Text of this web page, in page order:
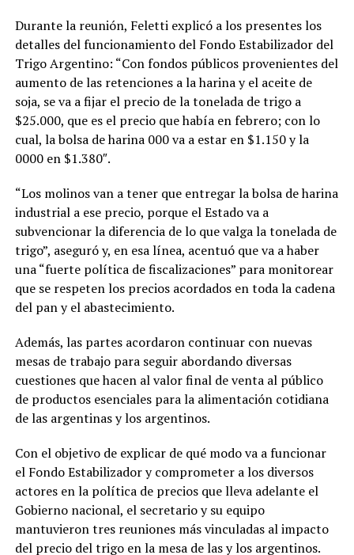
Durante la reunión, Feletti explicó a los presentes los
detalles del funcionamiento del Fondo Estabilizador del
Trigo Argentino: “Con fondos públicos provenientes del
aumento de las retenciones a la harina y el aceite de
soja, se va a fijar el precio de la tonelada de trigo a
$25.000, que es el precio que había en febrero; con lo
cual, la bolsa de harina 000 va a estar en $1.150 y la
0000 en $1.380″.
“Los molinos van a tener que entregar la bolsa de harina
industrial a ese precio, porque el Estado va a
subvencionar la diferencia de lo que valga la tonelada de
trigo”, aseguró y, en esa línea, acentuó que va a haber
una “fuerte política de fiscalizaciones” para monitorear
que se respeten los precios acordados en toda la cadena
del pan y el abastecimiento.
Además, las partes acordaron continuar con nuevas
mesas de trabajo para seguir abordando diversas
cuestiones que hacen al valor final de venta al público
de productos esenciales para la alimentación cotidiana
de las argentinas y los argentinos.
Con el objetivo de explicar de qué modo va a funcionar
el Fondo Estabilizador y comprometer a los diversos
actores en la política de precios que lleva adelante el
Gobierno nacional, el secretario y su equipo
mantuvieron tres reuniones más vinculadas al impacto
del precio del trigo en la mesa de las y los argentinos.